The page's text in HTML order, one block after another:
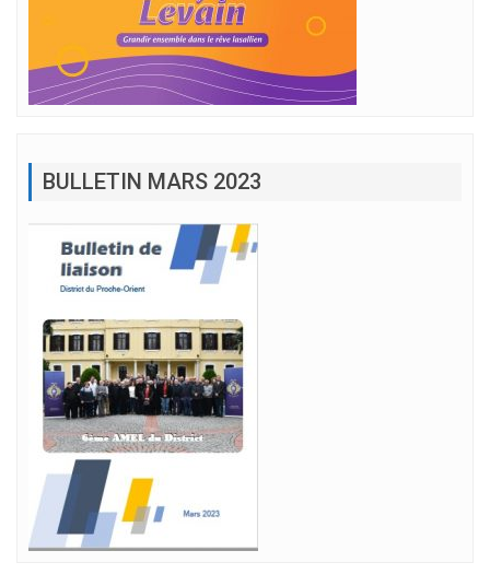
BULLETIN MARS 2023